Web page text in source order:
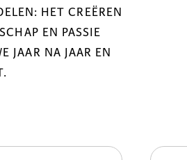
HET CREËREN
EN PASSIE
JAAR NA JAAR EN